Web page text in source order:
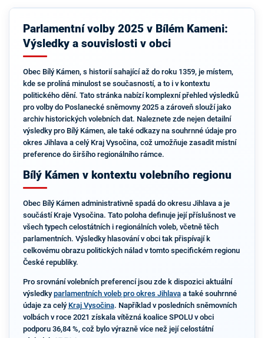
Parlamentní volby 2025 v Bílém Kameni:
Výsledky a souvislosti v obci
Obec Bílý Kámen, s historií sahající až do roku 1359, je místem,
kde se prolíná minulost se současností, a to i v kontextu
politického dění. Tato stránka nabízí komplexní přehled výsledků
pro volby do Poslanecké sněmovny 2025 a zároveň slouží jako
archiv historických volebních dat. Naleznete zde nejen detailní
výsledky pro Bílý Kámen, ale také odkazy na souhrnné údaje pro
okres Jihlava a celý Kraj Vysočina, což umožňuje zasadit místní
preference do širšího regionálního rámce.
Bílý Kámen v kontextu volebního regionu
Obec Bílý Kámen administrativně spadá do okresu Jihlava a je
součástí Kraje Vysočina. Tato poloha definuje její příslušnost ve
všech typech celostátních i regionálních voleb, včetně těch
parlamentních. Výsledky hlasování v obci tak přispívají k
celkovému obrazu politických nálad v tomto specifickém regionu
České republiky.
Pro srovnání volebních preferencí jsou zde k dispozici aktuální
výsledky parlamentních voleb pro okres Jihlavaa také souhrnné
údaje za celý Kraj Vysočina. Například v posledních sněmovních
volbách v roce 2021 získala vítězná koalice SPOLU v obci
podporu 36,84 %, což bylo výrazně více než její celostátní